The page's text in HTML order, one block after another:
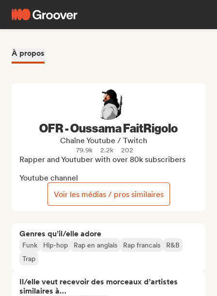
À propos
Genres qu’il/elle adore
Funk Hip-hop Rap en anglais Rap francais
R&B
Trap
Il/elle veut recevoir des morceaux d’artistes
similaires à…
OFR - Oussama FaitRigolo
Chaîne Youtube / Twitch
79.9k 2.2k 202
Rapper and Youtuber with over 80k subscribers
Youtube channel
Voir les médias / pros similaires